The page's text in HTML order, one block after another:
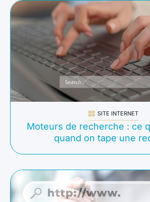
SITE INTERNET
Moteurs de recherche : ce
quand on tape une